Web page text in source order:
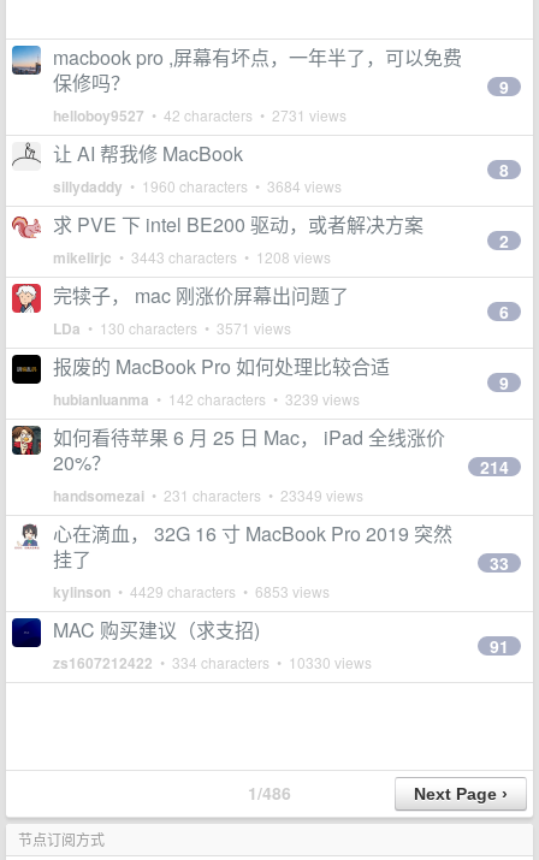
macbook pro ,屏幕有坏点，一年半了，可以免费
保修吗？
helloboy9527 • 42 characters • 2731 views
9
让 AI 帮我修 MacBook
sillydaddy • 1960 characters • 3684 views
8
求 PVE 下 intel BE200 驱动，或者解决方案
mikelirjc • 3443 characters • 1208 views
2
完犊子， mac 刚涨价屏幕出问题了
LDa • 130 characters • 3571 views
6
报废的 MacBook Pro 如何处理比较合适
hubianluanma • 142 characters • 3239 views
9
如何看待苹果 6 月 25 日 Mac， iPad 全线涨价
20%？
handsomezai • 231 characters • 23349 views
214
心在滴血， 32G 16 寸 MacBook Pro 2019 突然
挂了
kylinson • 4429 characters • 6853 views
33
MAC 购买建议（求支招)
zs1607212422 • 334 characters • 10330 views
91
1/486
节点订阅方式